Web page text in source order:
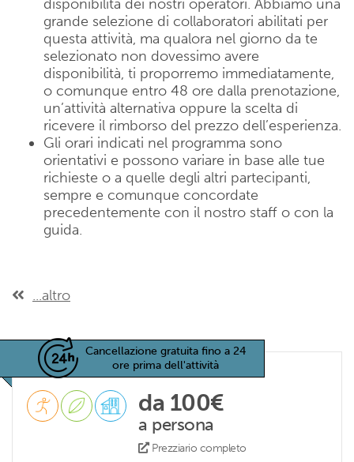
disponibilità dei nostri operatori. Abbiamo una
grande selezione di collaboratori abilitati per
questa attività, ma qualora nel giorno da te
selezionato non dovessimo avere
disponibilità, ti proporremo immediatamente,
o comunque entro 48 ore dalla prenotazione,
un’attività alternativa oppure la scelta di
ricevere il rimborso del prezzo dell’esperienza.
Gli orari indicati nel programma sono
orientativi e possono variare in base alle tue
richieste o a quelle degli altri partecipanti,
sempre e comunque concordate
precedentemente con il nostro staff o con la
guida.
...altro
Cancellazione gratuita fino a 24
ore prima dell'attività
da 100€
a persona
Prezziario completo